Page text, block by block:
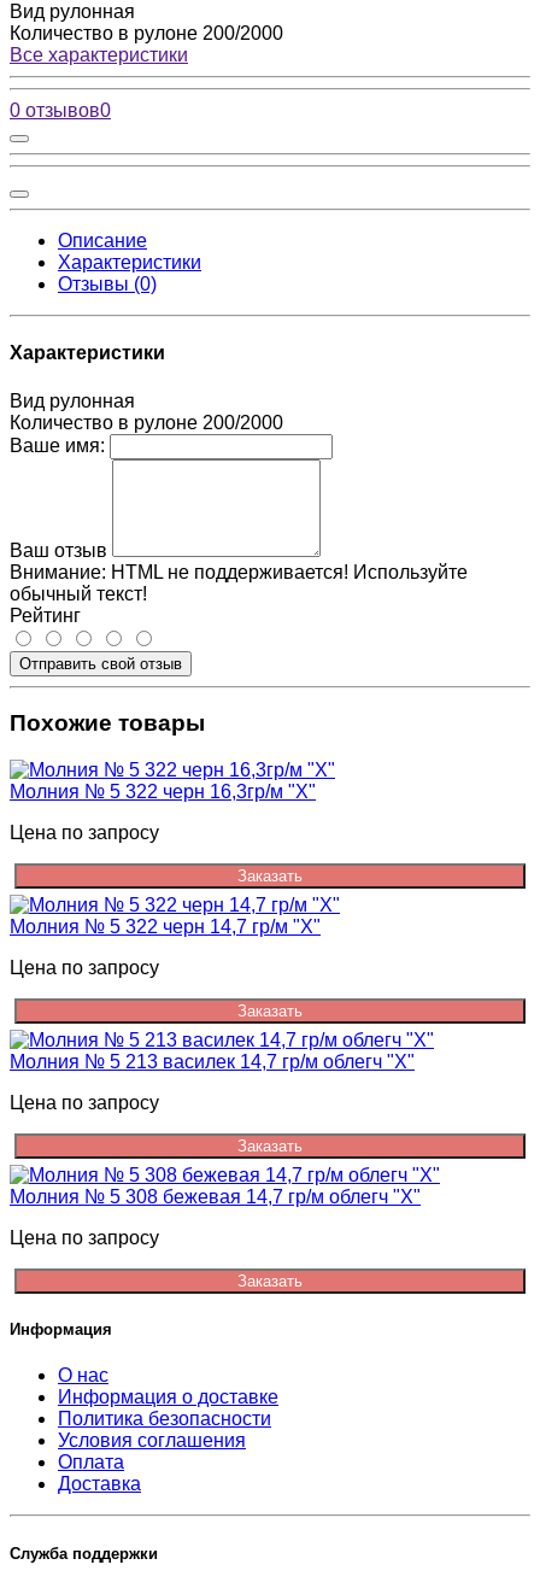
Вид рулонная
Количество в рулоне 200/2000
Все характеристики
0 отзывов0
Описание
Характеристики
Отзывы (0)
Характеристики
Вид рулонная
Количество в рулоне 200/2000
Ваше имя:
Ваш отзыв
Внимание: HTML не поддерживается! Используйте
обычный текст!
Рейтинг
Отправить свой отзыв
Похожие товары
Молния № 5 322 черн 16,3гр/м "Х"
Цена по запросу
Заказать
Молния № 5 322 черн 14,7 гр/м "Х"
Цена по запросу
Заказать
Молния № 5 213 василек 14,7 гр/м облегч "Х"
Цена по запросу
Заказать
Молния № 5 308 бежевая 14,7 гр/м облегч "Х"
Цена по запросу
Заказать
Информация
О нас
Информация о доставке
Политика безопасности
Условия соглашения
Оплата
Доставка
Служба поддержки